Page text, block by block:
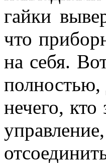
гайки
что
на себя.
полностью,
нечего,